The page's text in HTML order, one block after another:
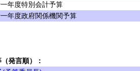
年度特別会計予算
年度政府関係機関予算
発言順）：